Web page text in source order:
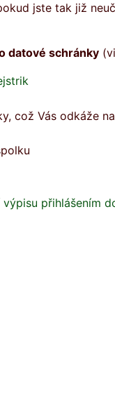
jste tak již
datové schránky
což Vás odkáže
výpisu přihlášením